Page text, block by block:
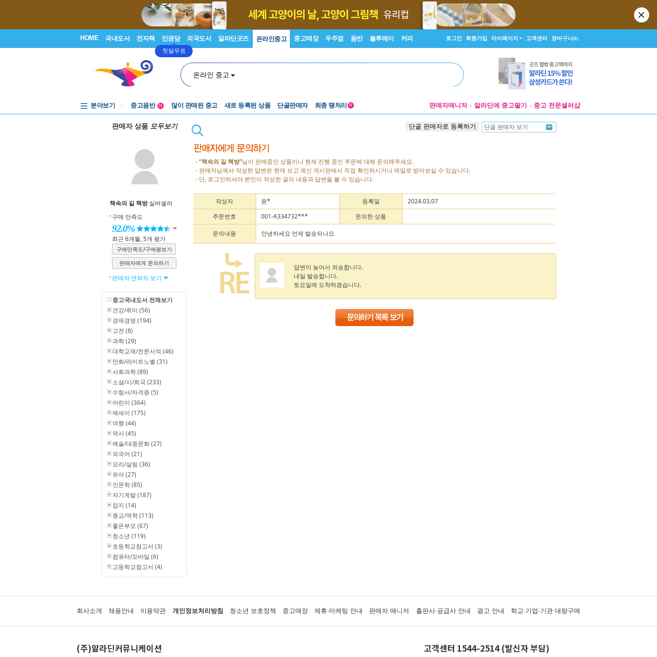
HOME 국내도서 전자책 만권당
첫달무료
외국도서 알라딘굿즈 온라인중고 중고매장 우주점 음반 블루레이 커피 로그인 회원가입 마이페이지 고객센터 장바구니(0)
온라인 중고
분야보기
중고음반
중고음반
N 많이 판매된 중고 새로 등록된 상품 단골판매자 최종 땡처리 N 판매자매니저 알라딘에 중고팔기 중고 전문셀러샵
판매자 상품 모두보기
책속의 길 책방 실버셀러
구매 만족도
92.0%
최근 6개월, 5개 평가
구매만족도/구매평보기
판매자에게 문의하기
판매자 연락처 보기
중고국내도서 전체보기
건강/취미 (56)
경제경영 (194)
고전 (8)
과학 (29)
대학교재/전문서적 (46)
만화/라이트노벨 (31)
사회과학 (89)
소설/시/희곡 (233)
수험서/자격증 (5)
어린이 (364)
에세이 (175)
여행 (44)
역사 (45)
예술/대중문화 (27)
외국어 (21)
요리/살림 (36)
유아 (27)
인문학 (85)
자기계발 (187)
잡지 (14)
종교/역학 (113)
좋은부모 (67)
청소년 (119)
초등학교참고서 (3)
컴퓨터/모바일 (6)
고등학교참고서 (4)
단골 판매자로 등록하기 단골 판매자 보기
-“책속의 길 책방”님이 판매중인 상품이나 현재 진행 중인 주문에 대해 문의해주세요.
- 판매자님께서 작성한 답변은 현재 보고 계신 게시판에서 직접 확인하시거나 메일로 받아보실 수 있습니다.
- 단, 로그인하셔야 본인이 작성한 글의 내용과 답변을 볼 수 있습니다.
작성자 윤* 등록일
2024.03.07
주문번호
001-A334732*** 문의한 상품
문의내용 안녕하세요 언제 발송되나요
답변이 늦어서 죄송합니다.
내일 발송합니다.
토요일에 도착하겠습니다.
회사소개 채용안내 이용약관 개인정보처리방침 청소년 보호정책 중고매장 제휴·마케팅 안내 판매자 매니저 출판사·공급사 안내 광고 안내 학교·기업·기관 대량구매
(주)알라딘커뮤니케이션 고객센터 1544-2514 (발신자 부담)